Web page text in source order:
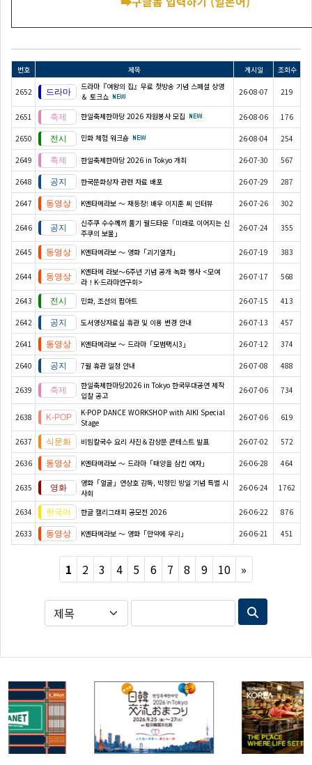
번호 제목 게시일 조회수
2652
드라마『여왕의 집』무료 첫방송 기념 스페셜 상영
＆ 토크쇼
26-08-07 219
2651 한일축제한마당 2026 자원봉사 모집 26-08-06 176
2650 민화 체험 워크숍 26-08-04 254
2649 한일축제한마당 2026 in Tokyo 개최 26-07-30 567
2648 한국문화상자 관련 자료 배포 26-07-29 287
2647 K엔타메라보 ～ 재등장! 배우 이지훈 씨 인터뷰 26-07-26 302
2646
신주쿠 수수께끼 풀기 월드타운「미래로 이어지는 신
주쿠의 보물」
26-07-24 355
2645 K엔타메라보 ～ 영화「괴기열차」 26-07-19 383
2644
K엔타메 라보～6주년 기념 공개 녹화 행사 <모여
라！K-드라마연구회>
26-07-17 568
2643 민화, 조선의 팝아트 26-07-15 413
2642 도서영상자료실 휴관 및 이용 변경 안내 26-07-13 457
2641 K엔타메라보 ～ 드라마「모범택시3」 26-07-12 374
2640 7월 휴관 일정 안내 26-07-08 488
2639
한일축제한마당2026 in Tokyo 한국무대공연 제작
입찰 공고
26-07-06 734
2638
K-POP DANCE WORKSHOP with AIKI Special
Stage
26-07-06 619
2637 비빔칼국수 요리 사진＆감상문 콘테스트 발표 26-07-02 572
2636 K엔타메라보 ～ 드라마「태양을 삼킨 여자」 26-06-28 464
2635
영화「얼굴」연상호 감독, 박정민 방일 기념 특별 시
사회
26-06-24 1762
2634 한글 캘리그래피 공모전 2026 26-06-22 876
2633 K엔타메라보 ～ 영화「만약에 우리」 26-06-21 451
1 2 3 4 5 6 7 8 9 10 »